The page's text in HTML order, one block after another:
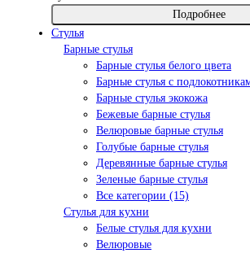
Подробнее
Стулья
Барные стулья
Барные стулья белого цвета
Барные стулья с
Барные стулья экокожа
Бежевые барные стулья
Велюровые барные стулья
Голубые барные стулья
Деревянные барные стулья
Зеленые барные стулья
Все категории (15)
Стулья для кухни
Белые стулья для кухни
Велюровые